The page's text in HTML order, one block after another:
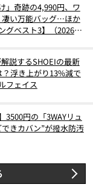
」奇跡の4,990円、ワ
凄い万能バッグ…ほか
グベスト3】（2026年
説するSHOEIの最新
浮き上がり13%減で
フェイス
3500円の「3WAYリュ
きカバン”が撥水防汚